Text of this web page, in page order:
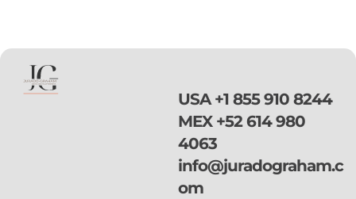
USA+1 855 910 8244
MEX +52 614 980
4063
info@juradograham.c
om